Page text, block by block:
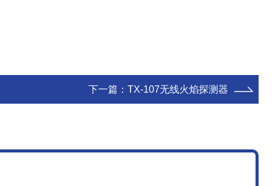
下一篇： TX-107无线火焰探测器